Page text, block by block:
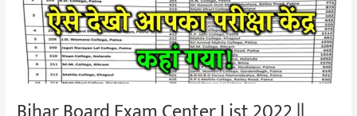
2022
Bihar
Board
Exam